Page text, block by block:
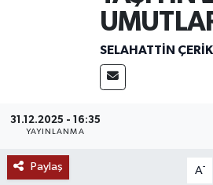
SELAHATTIN ÇERIK
31.12.2025 - 16:35
YAYINLANMA
Paylaş A-
MAGAZİN
ÖZEL HABER